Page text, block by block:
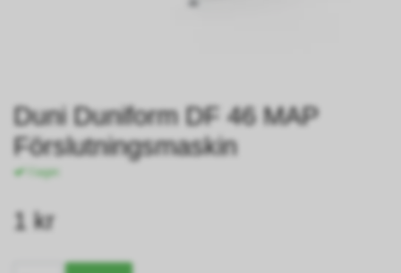
Duni Duniform DF 46 MAP
Förslutningsmaskin
I lager.
1 kr